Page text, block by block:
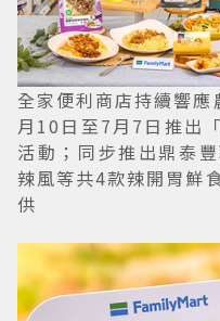
全家便利商店持續響
月10日至7月7日推出
活動；同步推出鼎泰
辣風等共4款辣開胃鮮
供